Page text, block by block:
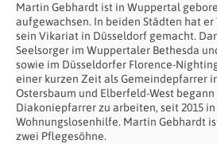
Martin Gebhardt ist in Wuppertal
aufgewachsen. In beiden Städten hat
sein Vikariat in Düsseldorf gemacht.
Seelsorger im Wuppertaler Bethesda
sowie im Düsseldorfer Florence-
einer kurzen Zeit als Gemeindepfarrer
Ostersbaum und Elberfeld-West begann
Diakoniepfarrer zu arbeiten, seit 2015
Wohnungslosenhilfe. Martin Gebhardt
zwei Pflegesöhne.